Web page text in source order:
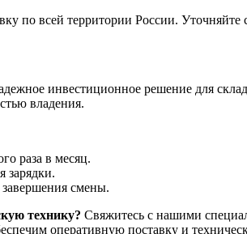
по всей территории России.
инвестиционное решение для
владения.
раза в месяц.
зарядки.
завершения смены.
технику? Свяжитесь с нашими
оперативную поставку и